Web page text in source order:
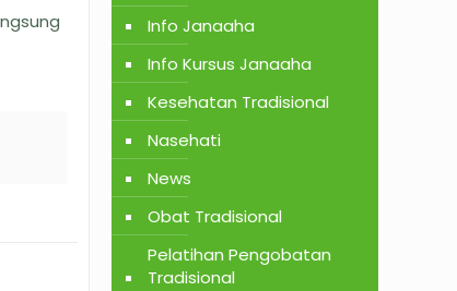
Info Janaaha
Info Kursus Janaaha
Kesehatan Tradisional
Nasehati
News
Obat Tradisional
Pelatihan Pengobatan
Tradisional